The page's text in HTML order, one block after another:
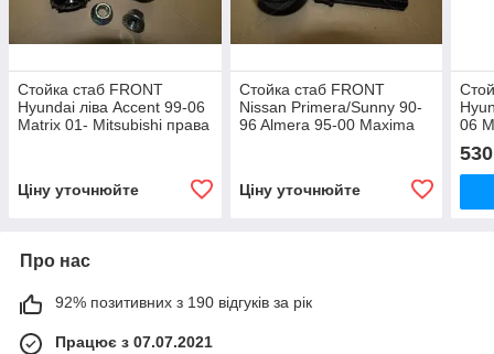
Стойка стаб FRONT
Hyundai ліва Accent 99-06
Matrix 01- Mitsubishi права
Ціну уточнюйте
Стойка стаб FRONT
Nissan Primera/Sunny 90-
96 Almera 95-00 Maxima
Ціну уточнюйте
06
во
530
Про нас
92% позитивних з 190 відгуків за рік
Працює з 07.07.2021